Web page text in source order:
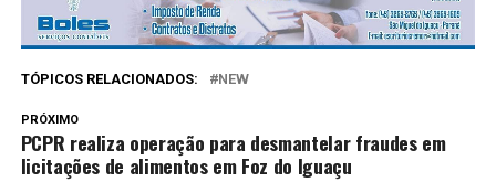
TÓPICOS RELACIONADOS: NEW
PRÓXIMO
PCPR realiza operação para desmantelar fraudes em
licitações de alimentos em Foz do Iguaçu